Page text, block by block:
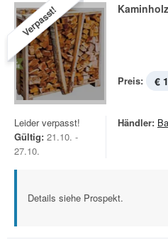
Verpasst! Kaminholz
Preis: €
Leider verpasst!
Gültig: 21.10. -
27.10.
Händler:
Details siehe Prospekt.